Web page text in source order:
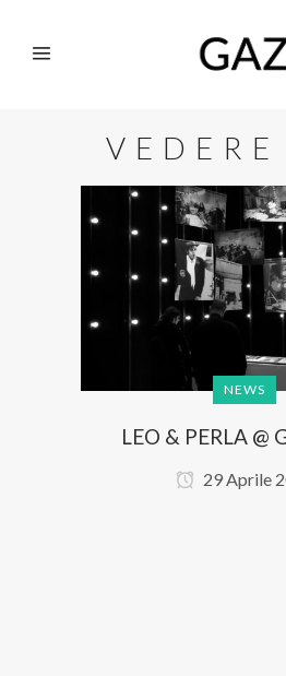
VEDERE
NEWS
LEO & PERLA @
29 Aprile